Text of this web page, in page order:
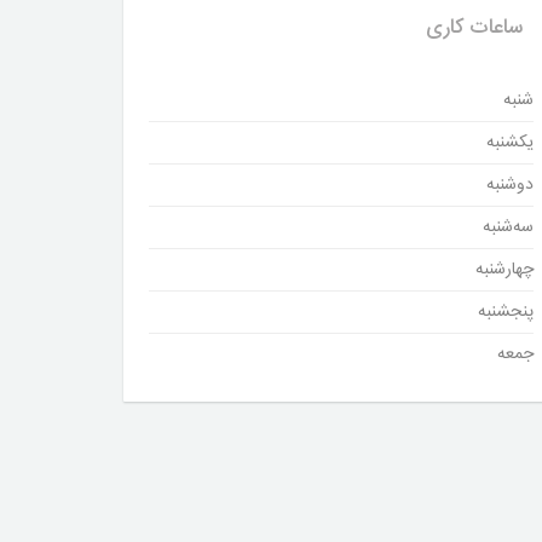
ساعات کاری
شنبه
یکشنبه
دوشنبه
سه‌شنبه
چهارشنبه
پنجشنبه
جمعه